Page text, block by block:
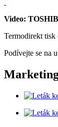
Video:
Termodirekt tisk
Podívejte se na